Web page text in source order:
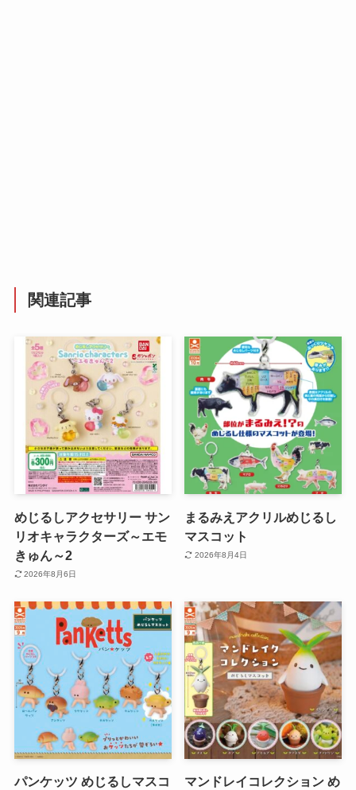
関連記事
めじるしアクセサリー サン
リオキャラクターズ～エモ
きゅん～2
2026年8月6日
まるみえアクリルめじるし
マスコット
2026年8月4日
パンケッツ めじるしマスコ
マンドレイコレクション め